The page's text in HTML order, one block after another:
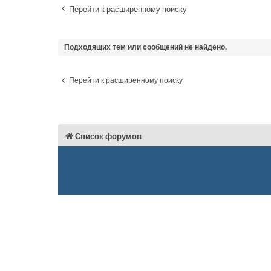
Перейти к расширенному поиску
Подходящих тем или сообщений не найдено.
Перейти к расширенному поиску
Список форумов